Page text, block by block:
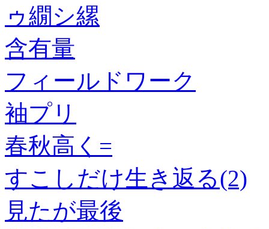
ゥ繝シ縲
含有量
フィールドワーク
袖プリ
春秋高く=
すこしだけ生き返る(2)
見たが最後